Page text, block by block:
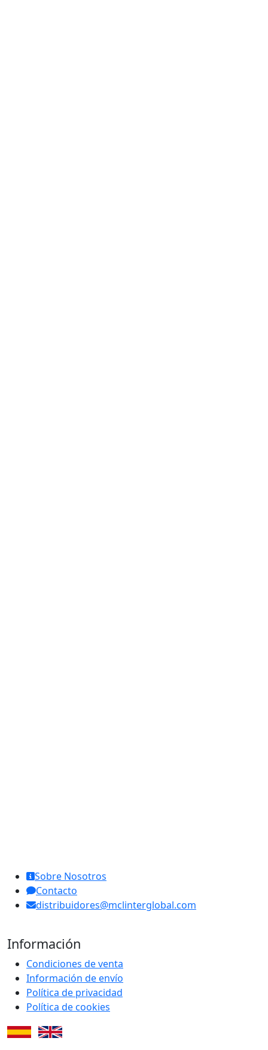
Sobre Nosotros
Contacto
distribuidores@mclinterglobal.com
Información
Condiciones de venta
Información de envío
Política de privacidad
Política de cookies